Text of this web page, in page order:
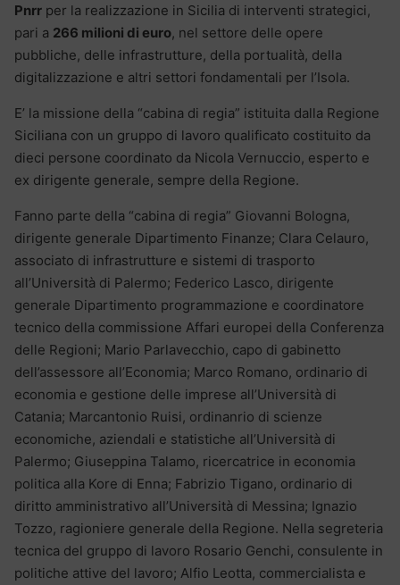
Pnrr per la realizzazione in Sicilia di interventi strategici,
pari a 266 milioni di euro, nel settore delle opere
pubbliche, delle infrastrutture, della portualità, della
digitalizzazione e altri settori fondamentali per l’Isola.
E’ la missione della “cabina di regia” istituita dalla Regione
Siciliana con un gruppo di lavoro qualificato costituito da
dieci persone coordinato da Nicola Vernuccio, esperto e
ex dirigente generale, sempre della Regione.
Fanno parte della “cabina di regia” Giovanni Bologna,
dirigente generale Dipartimento Finanze; Clara Celauro,
associato di infrastrutture e sistemi di trasporto
all’Università di Palermo; Federico Lasco, dirigente
generale Dipartimento programmazione e coordinatore
tecnico della commissione Affari europei della Conferenza
delle Regioni; Mario Parlavecchio, capo di gabinetto
dell’assessore all’Economia; Marco Romano, ordinario di
economia e gestione delle imprese all’Università di
Catania; Marcantonio Ruisi, ordinanrio di scienze
economiche, aziendali e statistiche all’Università di
Palermo; Giuseppina Talamo, ricercatrice in economia
politica alla Kore di Enna; Fabrizio Tigano, ordinario di
diritto amministrativo all’Università di Messina; Ignazio
Tozzo, ragioniere generale della Regione. Nella segreteria
tecnica del gruppo di lavoro Rosario Genchi, consulente in
politiche attive del lavoro; Alfio Leotta, commercialista e